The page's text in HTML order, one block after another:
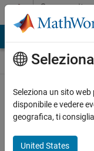
Vai al contenutoCommunity
Contests
Create and remix
entries are only
available on
desktop
Seleziona un sito
disponibile e vedere
geografica, ti
United States